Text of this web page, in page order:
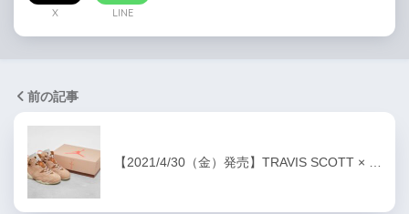
X LINE
前の記事
【2021/4/30（金）発売】TRAVIS SCOTT × …